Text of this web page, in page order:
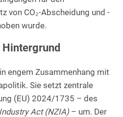
von CO₂-Abscheidung und -
wurde.
engem Zusammenhang mit
Sie setzt zentrale
(EU) 2024/1735 – des
Act (NZIA)– um. Der